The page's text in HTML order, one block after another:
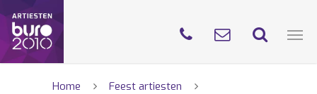
Home
Feest artiesten